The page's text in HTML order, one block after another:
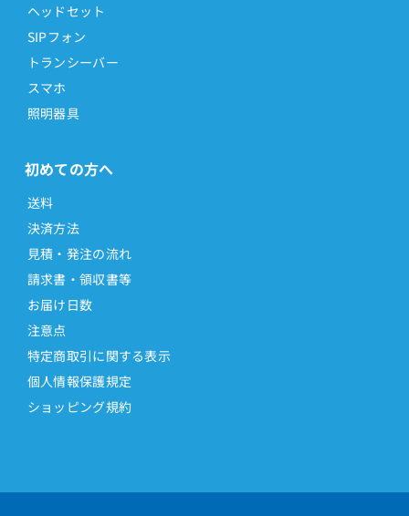
ヘッドセット
SIPフォン
トランシーバー
スマホ
照明器具
初めての方へ
送料
決済方法
見積・発注の流れ
請求書・領収書等
お届け日数
注意点
特定商取引に関する表示
個人情報保護規定
ショッピング規約